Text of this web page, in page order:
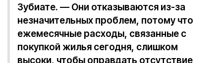
Зубиате. — Они отказываются из-за
незначительных проблем, потому что
ежемесячные расходы, связанные с
покупкой жилья сегодня, слишком
высоки, чтобы оправдать отсутствие